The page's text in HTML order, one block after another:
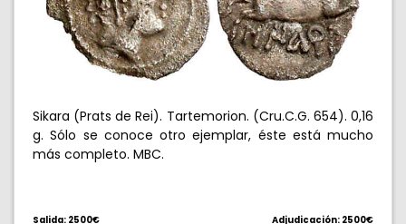
Sikara (Prats de Rei). Tartemorion. (Cru.C.G. 654). 0,16
g. Sólo se conoce otro ejemplar, éste está mucho
más completo. MBC.
Salida: 2500€ Adjudicación: 2500€